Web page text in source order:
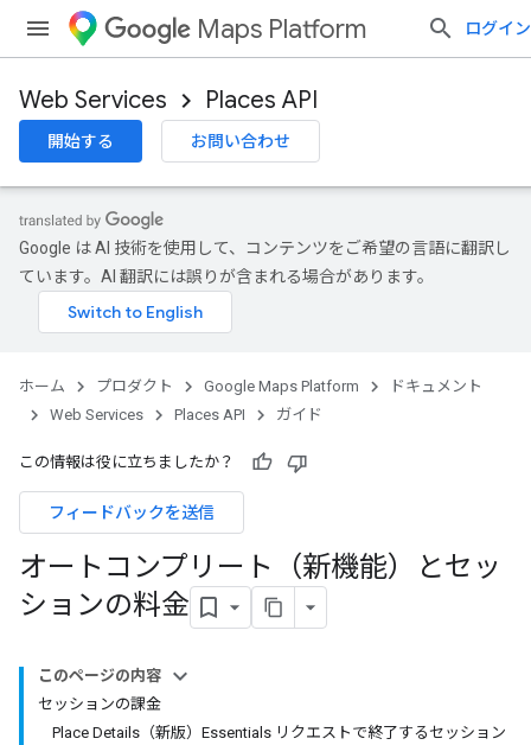
Maps Platform ログイン
Web Services Places API
開始する お問い合わせ
Google は AI 技術を使用して、コンテンツをご希望の言語に翻訳し
ています。AI 翻訳には誤りが含まれる場合があります。
ホーム プロダクト Google Maps Platform
ドキュメント
Web Services
Places API ガイド
この情報は役に立ちましたか？
フィードバックを送信
オートコンプリート（新機能）とセッ
ションの料金
このページの内容
セッションの課金
Place Details（新版）Essentials リクエストで終了するセッション